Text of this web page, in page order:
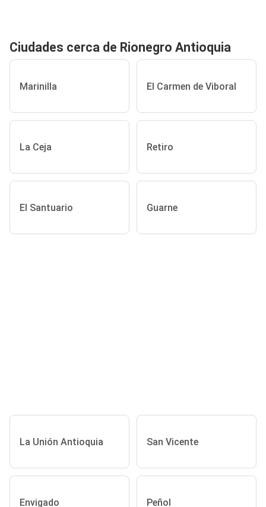
Ciudades cerca de Rionegro Antioquia
Marinilla El Carmen de Viboral
La Ceja Retiro
El Santuario Guarne
La Unión Antioquia San Vicente
Envigado Peñol